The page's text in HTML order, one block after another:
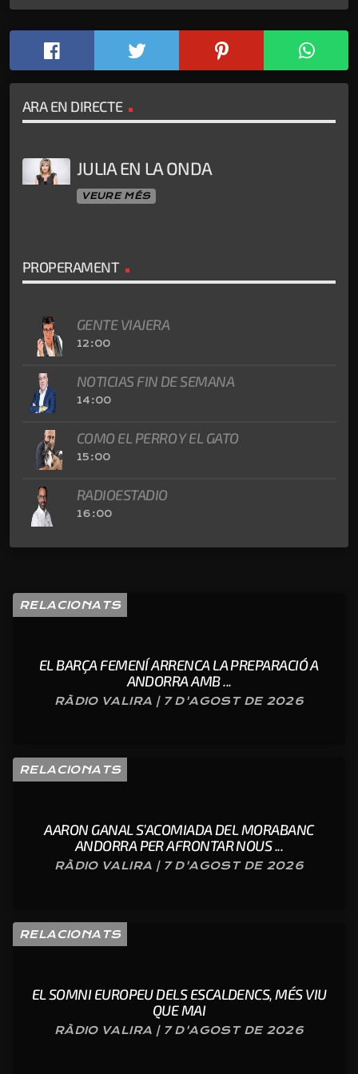
ARA EN DIRECTE
JULIA EN LA ONDA
VEURE MÉS
PROPERAMENT
GENTE VIAJERA
12:00
NOTICIAS FIN DE SEMANA
14:00
COMO EL PERRO Y EL GATO
15:00
RADIOESTADIO
16:00
RELACIONATS
EL BARÇA FEMENÍ ARRENCA LA PREPARACIÓ A
ANDORRA AMB ...
RÀDIO VALIRA | 7 D'AGOST DE 2026
RELACIONATS
AARON GANAL S’ACOMIADA DEL MORABANC
ANDORRA PER AFRONTAR NOUS ...
RÀDIO VALIRA | 7 D'AGOST DE 2026
RELACIONATS
EL SOMNI EUROPEU DELS ESCALDENCS, MÉS VIU
QUE MAI
RÀDIO VALIRA | 7 D'AGOST DE 2026